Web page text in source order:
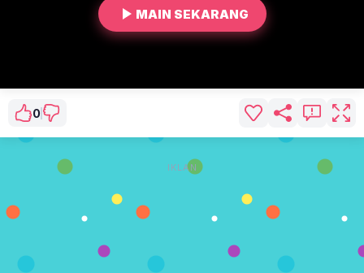
MAIN SEKARANG
0
IKLAN